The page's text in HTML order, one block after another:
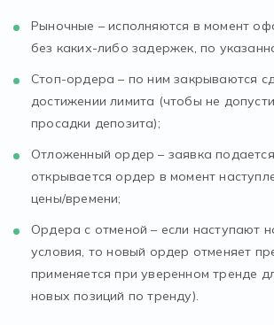
Рыночные – исполняются в момент
без каких-либо задержек, по
Стоп-ордера – по ним закрываются
достижении лимита (чтобы не
просадки депозита);
Отложенный ордер – заявка
открывается ордер в момент
цены/времени;
Ордера с отменой – если наступают
условия, то новый ордер отменяет
применяется при уверенном тренде
новых позиций по тренду).